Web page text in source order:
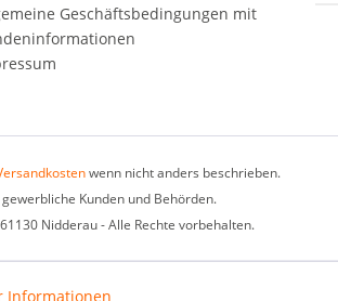
Geschäftsbedingungen mit
wenn nicht anders beschrieben.
Kunden und Behörden.
Nidderau - Alle Rechte vorbehalten.
Informationen